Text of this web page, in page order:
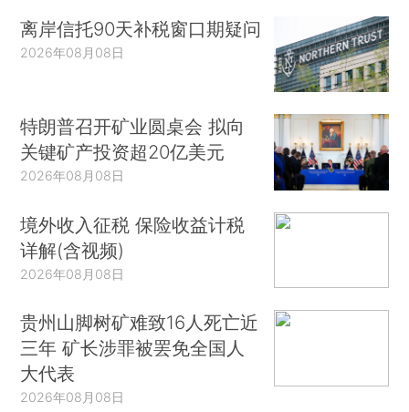
离岸信托90天补税窗口期疑问
2026年08月08日
特朗普召开矿业圆桌会 拟向
关键矿产投资超20亿美元
2026年08月08日
境外收入征税 保险收益计税
详解(含视频)
2026年08月08日
贵州山脚树矿难致16人死亡近
三年 矿长涉罪被罢免全国人
大代表
2026年08月08日